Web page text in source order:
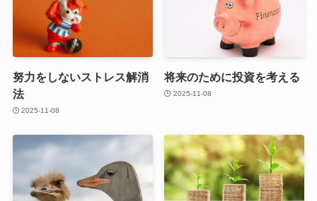
努力をしないストレス解消
法
2025-11-08
将来のために投資を考える
2025-11-08